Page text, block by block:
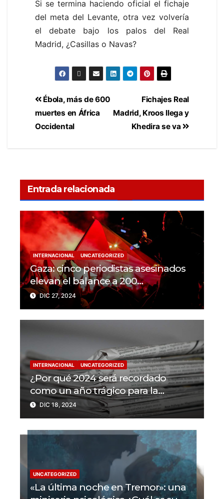
Si se termina haciendo oficial el fichaje
del meta del Levante, otra vez volvería
el debate bajo los palos del Real
Madrid, ¿Casillas o Navas?
Fichajes Real
Madrid, Kroos llega y
Khedira se va
Ébola, más de 600
muertes en África
Occidental
Entrada relacionada
INTERNACIONAL UNCATEGORIZED
Gaza: cinco periodistas asesinados
elevan el balance a 200
trabajadores de la prensa muertos
en 2024
DIC 27, 2024
INTERNACIONAL UNCATEGORIZED
¿Por qué 2024 será recordado
como un año trágico para la
libertad de prensa? Un tercio de los
periodistas asesinados por Israel
DIC 18, 2024
UNCATEGORIZED
«La última noche en Tremor»: una